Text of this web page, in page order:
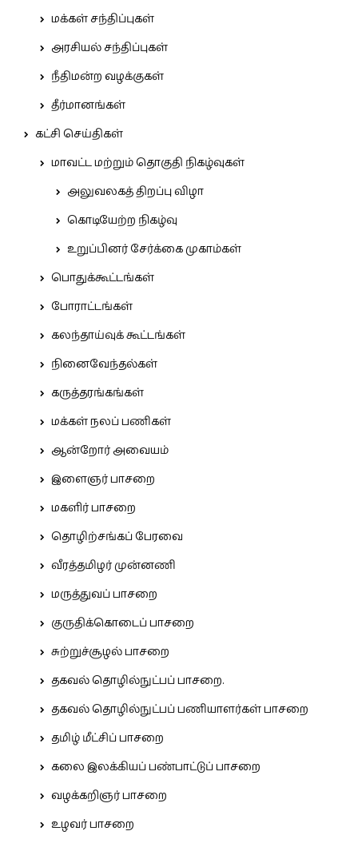
மக்கள் சந்திப்புகள்
அரசியல் சந்திப்புகள்
நீதிமன்ற வழக்குகள்
தீர்மானங்கள்
கட்சி செய்திகள்
மாவட்ட மற்றும் தொகுதி நிகழ்வுகள்
அலுவலகத் திறப்பு விழா
கொடியேற்ற நிகழ்வு
உறுப்பினர் சேர்க்கை முகாம்கள்
பொதுக்கூட்டங்கள்
போராட்டங்கள்
கலந்தாய்வுக் கூட்டங்கள்
நினைவேந்தல்கள்
கருத்தரங்கங்கள்
மக்கள் நலப் பணிகள்
ஆன்றோர் அவையம்
இளைஞர் பாசறை
மகளிர் பாசறை
தொழிற்சங்கப் பேரவை
வீரத்தமிழர் முன்னணி
மருத்துவப் பாசறை
குருதிக்கொடைப் பாசறை
சுற்றுச்சூழல் பாசறை
தகவல் தொழில்நுட்பப் பாசறை.
தகவல் தொழில்நுட்பப் பணியாளர்கள் பாசறை
தமிழ் மீட்சிப் பாசறை
கலை இலக்கியப் பண்பாட்டுப் பாசறை
வழக்கறிஞர் பாசறை
உழவர் பாசறை